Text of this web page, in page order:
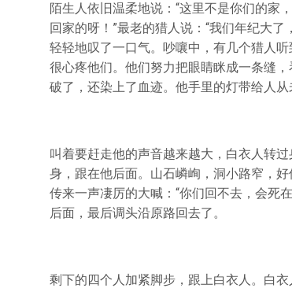
陌生人依旧温柔地说：“这里不是你们的家
回家的呀！”最老的猎人说：“我们年纪大
轻轻地叹了一口气。吵嚷中，有几个猎人
很心疼他们。他们努力把眼睛眯成一条缝
破了，还染上了血迹。他手里的灯带给人从
叫着要赶走他的声音越来越大，白衣人转
身，跟在他后面。山石嶙峋，洞小路窄，
传来一声凄厉的大喊：“你们回不去，会死
后面，最后调头沿原路回去了。
剩下的四个人加紧脚步，跟上白衣人。白